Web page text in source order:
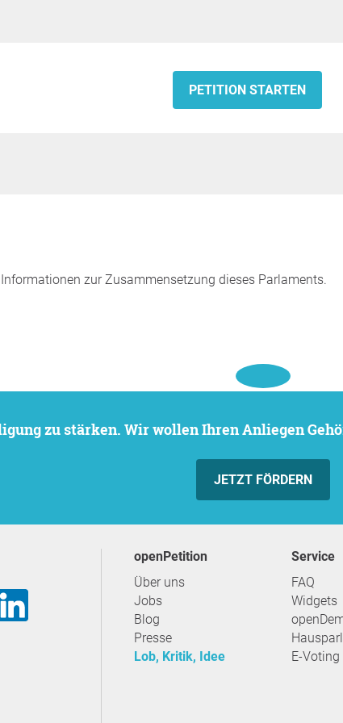
PETITION STARTEN
zur Zusammensetzung dieses Parlaments.
zu stärken. Wir wollen Ihren Anliegen
JETZT FÖRDERN
openPetition
Über uns
Jobs
Blog
Presse
Lob, Kritik, Idee
Service
FAQ
Widgets
E-Voting